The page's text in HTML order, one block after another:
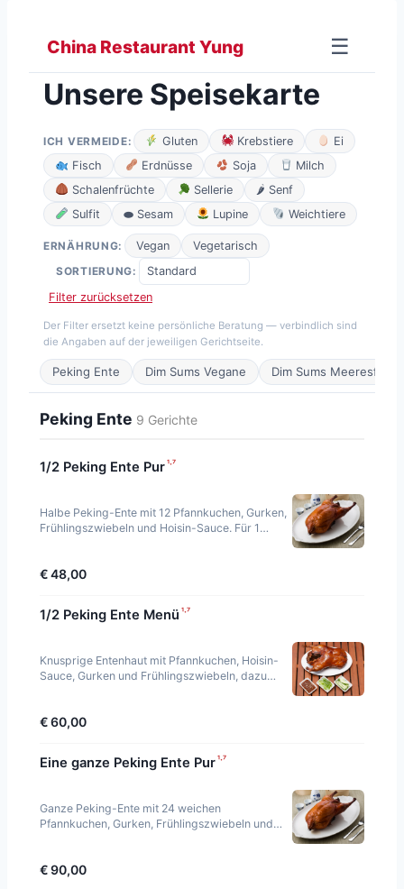
springen
China Restaurant Yung ☰
Unsere Speisekarte
ICH VERMEIDE: Gluten Krebstiere
Ei
Fisch
Erdnüsse Soja
Milch
Schalenfrüchte
Sellerie
🌶 Senf
Sulfit
⬬ Sesam Lupine Weichtiere
ERNÄHRUNG: Vegan Vegetarisch
SORTIERUNG:
Filter zurücksetzen
Der Filter ersetzt keine persönliche Beratung — verbindlich sind
die Angaben auf der jeweiligen Gerichtseite.
Peking Ente Dim Sums Vegane Dim Sums
Peking Ente 9 Gerichte
1/2 Peking Ente Pur¹·⁷
Halbe Peking-Ente mit 12 Pfannkuchen, Gurken,
Frühlingszwiebeln und Hoisin-Sauce. Für 1
€ 48,00
1/2 Peking Ente Menü ¹·⁷
Knusprige Entenhaut mit Pfannkuchen, Hoisin-
Sauce, Gurken und Frühlingszwiebeln, dazu
€ 60,00
Eine ganze Peking Ente Pur¹·⁷
Ganze Peking-Ente mit 24 weichen
Pfannkuchen, Gurken, Frühlingszwiebeln und
€ 90,00